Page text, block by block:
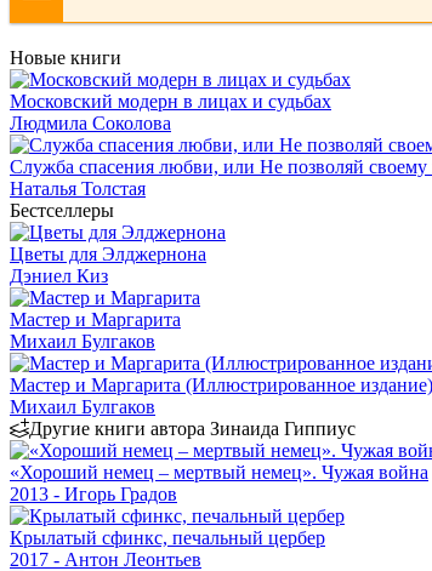
Новые книги
Московский модерн в лицах и судьбах
Людмила Соколова
Служба спасения любви, или Не позволяй своему
Наталья Толстая
Бестселлеры
Цветы для Элджернона
Дэниел Киз
Мастер и Маргарита
Михаил Булгаков
Мастер и Маргарита (Иллюстрированное издание)
Михаил Булгаков
Другие книги автора Зинаида Гиппиус
«Хороший немец – мертвый немец». Чужая война
2013 - Игорь Градов
Крылатый сфинкс, печальный цербер
2017 - Антон Леонтьев